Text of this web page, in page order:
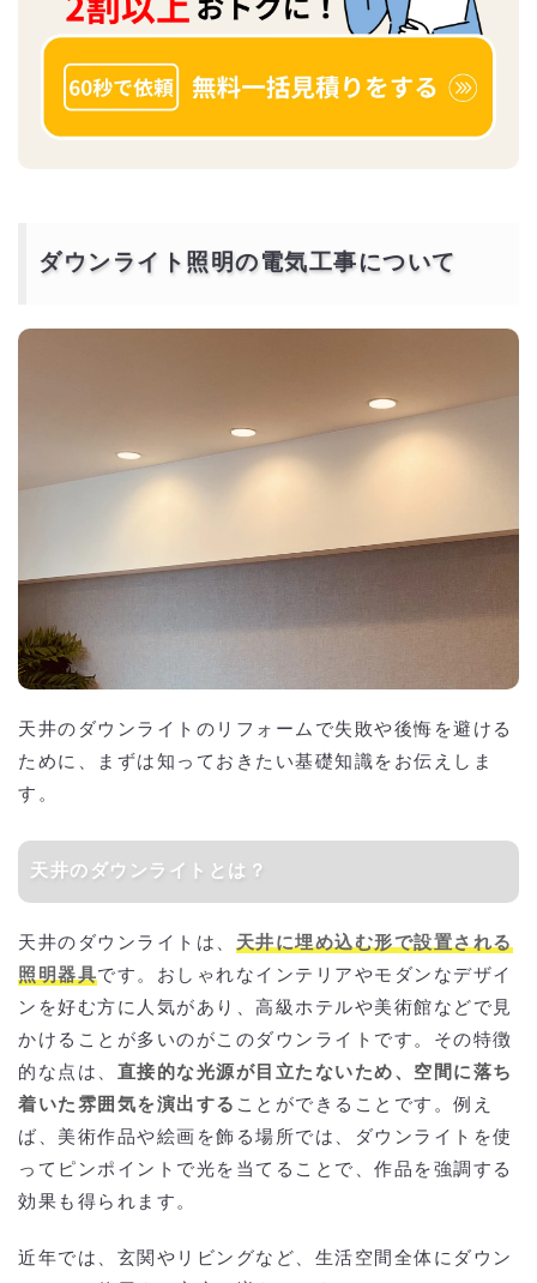
ダウンライト照明の電気工事について
天井のダウンライトのリフォームで失敗や後悔を避ける
ために、まずは知っておきたい基礎知識をお伝えしま
す。
天井のダウンライトとは？
天井のダウンライトは、 天井に埋め込む形で設置される
照明器具です。おしゃれなインテリアやモダンなデザイ
ンを好む方に人気があり、高級ホテルや美術館などで見
かけることが多いのがこのダウンライトです。その特徴
的な点は、 直接的な光源が目立たないため、空間に落ち
着いた雰囲気を演出する ことができることです。例え
ば、美術作品や絵画を飾る場所では、ダウンライトを使
ってピンポイントで光を当てることで、作品を強調する
効果も得られます。
近年では、玄関やリビングなど、生活空間全体にダウン